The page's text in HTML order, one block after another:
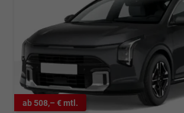
ab 508,– € mtl.